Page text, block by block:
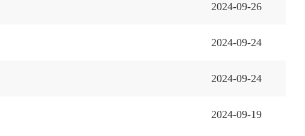
2024-09-26
2024-09-24
2024-09-24
2024-09-19